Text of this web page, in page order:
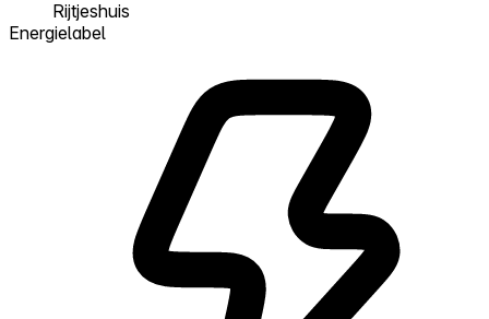
Rijtjeshuis
Energielabel